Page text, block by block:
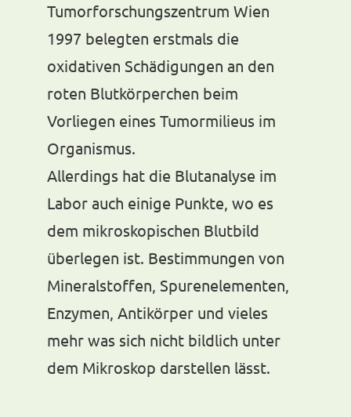
Tumorforschungszentrum Wien
1997 belegten erstmals die
oxidativen Schädigungen an den
roten Blutkörperchen beim
Vorliegen eines Tumormilieus im
Organismus.
Allerdings hat die Blutanalyse im
Labor auch einige Punkte, wo es
dem mikroskopischen Blutbild
überlegen ist. Bestimmungen von
Mineralstoffen, Spurenelementen,
Enzymen, Antikörper und vieles
mehr was sich nicht bildlich unter
dem Mikroskop darstellen lässt.